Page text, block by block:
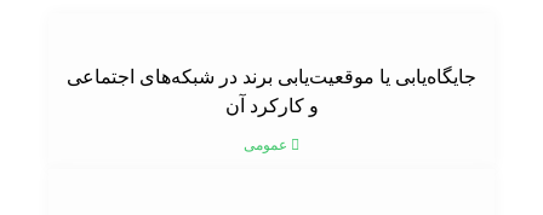
جایگاه‌یابی یا موقعیت‌یابی برند در شبکه‌های اجتماعی
و کارکرد آن
عمومی